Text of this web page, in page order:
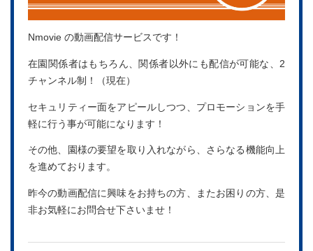
Nmovie の動画配信サービスです！
在園関係者はもちろん、関係者以外にも配信が可能な、2
チャンネル制！（現在）
セキュリティー面をアピールしつつ、プロモーションを手
軽に行う事が可能になります！
その他、園様の要望を取り入れながら、さらなる機能向上
を進めております。
昨今の動画配信に興味をお持ちの方、またお困りの方、是
非お気軽にお問合せ下さいませ！